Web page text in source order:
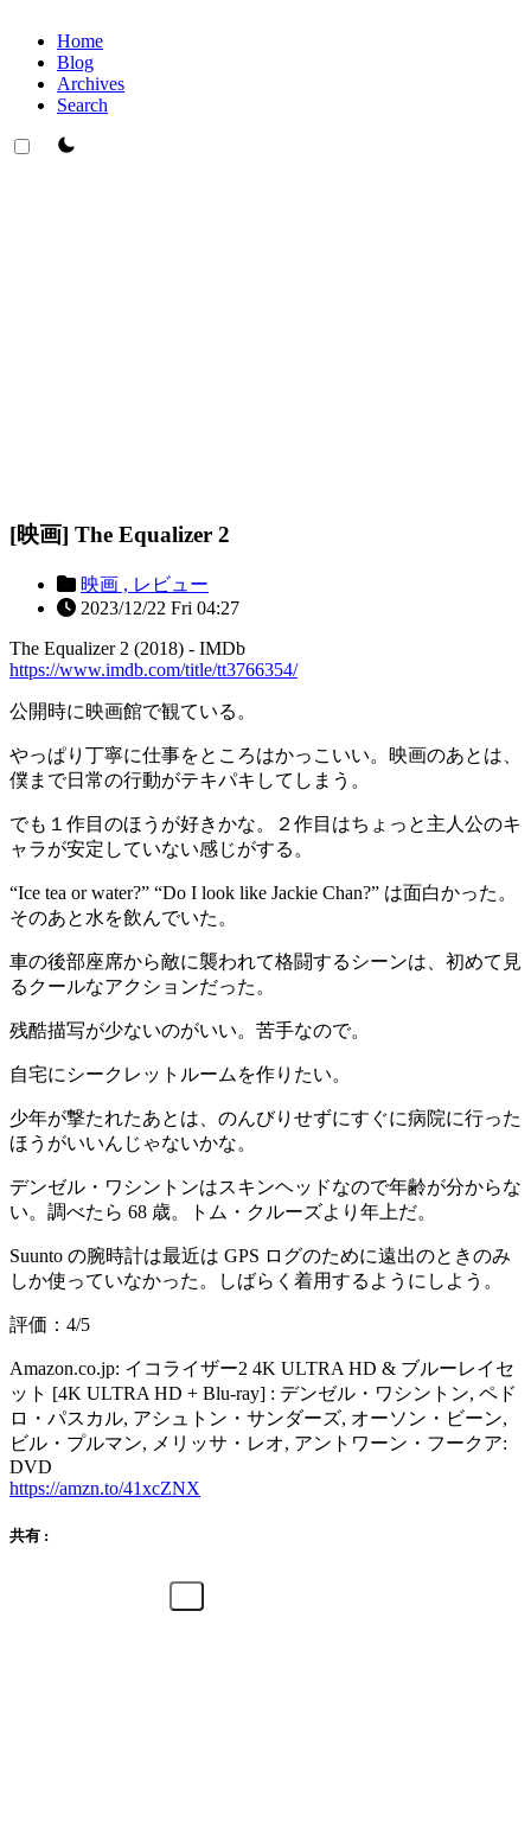
Home
Blog
Archives
Search
theme switcher
[映画] The Equalizer 2
映画 , レビュー
2023/12/22 Fri 04:27
The Equalizer 2 (2018) - IMDb
https://www.imdb.com/title/tt3766354/
公開時に映画館で観ている。
やっぱり丁寧に仕事をところはかっこいい。映画のあとは、
僕まで日常の行動がテキパキしてしまう。
でも１作目のほうが好きかな。２作目はちょっと主人公のキ
ャラが安定していない感じがする。
“Ice tea or water?” “Do I look like Jackie Chan?” は面白かった。
そのあと水を飲んでいた。
車の後部座席から敵に襲われて格闘するシーンは、初めて見
るクールなアクションだった。
残酷描写が少ないのがいい。苦手なので。
自宅にシークレットルームを作りたい。
少年が撃たれたあとは、のんびりせずにすぐに病院に行った
ほうがいいんじゃないかな。
デンゼル・ワシントンはスキンヘッドなので年齢が分からな
い。調べたら 68 歳。トム・クルーズより年上だ。
Suunto の腕時計は最近は GPS ログのために遠出のときのみ
しか使っていなかった。しばらく着用するようにしよう。
評価：4/5
Amazon.co.jp: イコライザー2 4K ULTRA HD & ブルーレイセ
ット [4K ULTRA HD + Blu-ray] : デンゼル・ワシントン, ペド
ロ・パスカル, アシュトン・サンダーズ, オーソン・ビーン,
ビル・プルマン, メリッサ・レオ, アントワーン・フークア:
DVD
https://amzn.to/41xcZNX
共有 :